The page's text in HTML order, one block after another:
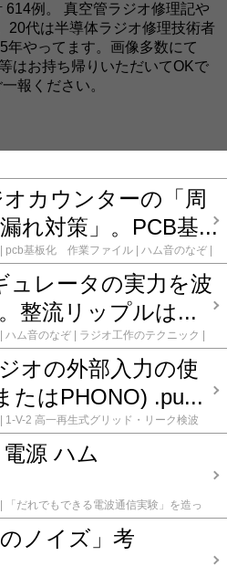
614例。 真空管ラジオ修理記や
20代は半導体ラジオ修理技術者
年やってます。画像多数にて
はお持ち帰りいただいてOKで
報ください。
カウンターの「周
れ対策」。PCB基...
pcb基板化 作業ファイル
ハム音のなぞ
に LEDカウンターモジュール
ラジオ
録録 ★ コメント(0)
ュレータの実力を波
整流リップルは...
ハム音のなぞ
ラジオ工作のテクニック
5球スーパー 17号機
コメント(4)
オの外部入力の使
たはPHONO) .pu...
1-V-2 高一再生式グリッド・リーク検波
円 トランジスタラジオキット S66D
式ラジオキット
3DC-STD 真空管 高1ゲルマ検波
スーパーラジオキット 2号機
3S-STD 真空管 3球スーパーラジオキ
5球スーパー のメンテ
ー 改造修理
5球スーパーのメンテナン
源 ハム
「だれでもできる電波通信実験」を造っ
FMチューナーキット DBR-402
1-V-2 高
リーク検波 ST管3球ラジオ
ット
1RW-DX 単球 再生式ラジオキッ
のノイズ」考